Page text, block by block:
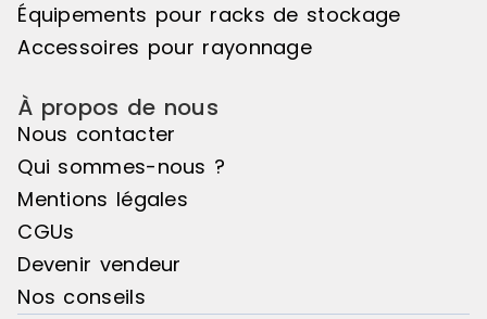
Équipements pour racks de stockage
Accessoires pour rayonnage
À propos de nous
Nous contacter
Qui sommes-nous ?
Mentions légales
CGUs
Devenir vendeur
Nos conseils